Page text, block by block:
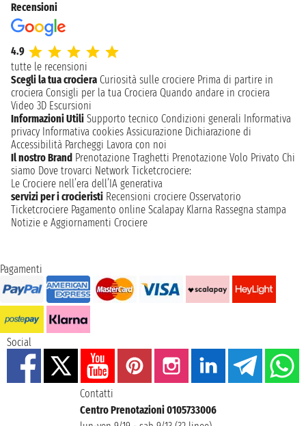
Recensioni
4.9
tutte le recensioni
Scegli la tua crociera Curiosità sulle crociere Prima di partire in
crociera Consigli per la tua Crociera Quando andare in crociera
Video 3D Escursioni
Informazioni Utili Supporto tecnico Condizioni generali Informativa
privacy Informativa cookies Assicurazione Dichiarazione di
Accessibilità Parcheggi Lavora con noi
Il nostro Brand Prenotazione Traghetti Prenotazione Volo Privato Chi
siamo Dove trovarci Network Ticketcrociere:
Le Crociere nell’era dell’IA generativa
servizi per i crocieristi Recensioni crociere Osservatorio
Ticketcrociere Pagamento online Scalapay Klarna Rassegna stampa
Notizie e Aggiornamenti Crociere
Pagamenti
Social
Contatti
Centro Prenotazioni 0105733006